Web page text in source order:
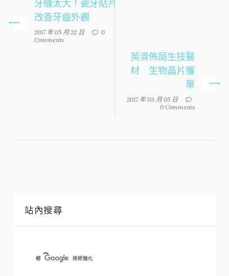
牙縫太大！瓷牙貼片
改善牙齒外觀
2017 年 05 月 22 日
0
Comments
英濟佈局生技醫
材 生物晶片獲
單
2017 年 03 月 05 日
0 Comments
站內搜尋